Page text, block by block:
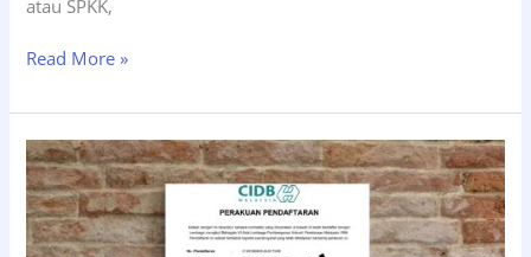
atau SPKK,
Read More »
Lesen
CIDB
G7